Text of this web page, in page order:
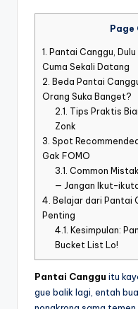
Page
1.
Pantai Canggu,
Cuma Sekali Datang
2. Beda Pantai
Orang Suka Banget?
2.1. Tips Praktis
Zonk
3. Spot
Gak FOMO
3.1. Common
— Jangan Ikut-
4. Belajar dari Pantai
Penting
4.1.
Kesimpulan:
Bucket List Lo!
Pantai Canggu itu
gue balik lagi, entah